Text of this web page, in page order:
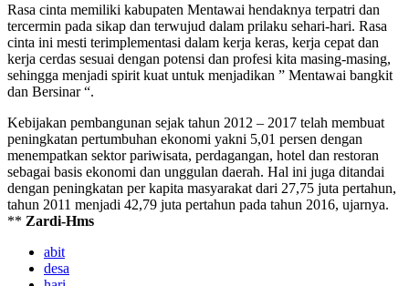
Rasa cinta memiliki kabupaten Mentawai hendaknya terpatri dan
tercermin pada sikap dan terwujud dalam prilaku sehari-hari. Rasa
cinta ini mesti terimplementasi dalam kerja keras, kerja cepat dan
kerja cerdas sesuai dengan potensi dan profesi kita masing-masing,
sehingga menjadi spirit kuat untuk menjadikan ” Mentawai bangkit
dan Bersinar “.
Kebijakan pembangunan sejak tahun 2012 – 2017 telah membuat
peningkatan pertumbuhan ekonomi yakni 5,01 persen dengan
menempatkan sektor pariwisata, perdagangan, hotel dan restoran
sebagai basis ekonomi dan unggulan daerah. Hal ini juga ditandai
dengan peningkatan per kapita masyarakat dari 27,75 juta pertahun,
tahun 2011 menjadi 42,79 juta pertahun pada tahun 2016, ujarnya.
** Zardi-Hms
abit
desa